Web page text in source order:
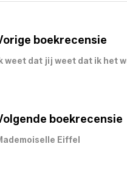
boekrecensie
Ik weet dat jij weet dat ik het
boekrecensie
Eiffel